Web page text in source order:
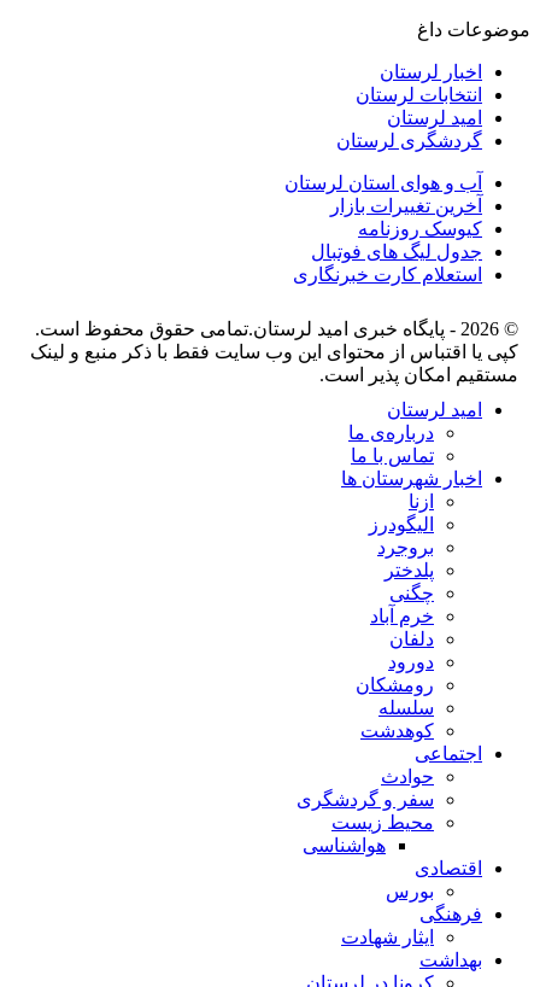
موضوعات داغ
اخبار لرستان
انتخابات لرستان
امید لرستان
گردشگری لرستان
آب و هوای استان لرستان
آخرین تغییرات بازار
کیوسک روزنامه
جدول لیگ های فوتبال
استعلام کارت خبرنگاری
© 2026 - پایگاه خبری اميد لرستان.تمامی حقوق محفوظ است.
کپی یا اقتباس از محتوای این وب سایت فقط با ذکر منبع و لینک
مستقیم امکان پذیر است.
امید لرستان
درباره‌ی ما
تماس با ما
اخبار شهرستان ها
ازنا
الیگودرز
بروجرد
پلدختر
چگنی
خرم آباد
دلفان
دورود
رومشکان
سلسله
کوهدشت
اجتماعی
حوادث
سفر و گردشگری
محیط زیست
هواشناسی
اقتصادی
بورس
فرهنگی
ایثار شهادت
بهداشت
کرونا در لرستان